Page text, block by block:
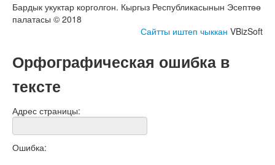
Бардык укуктар корголгон. Кыргыз Республикасынын Эсептөө
палатасы © 2018
Сайтты иштеп чыккан VBizSoft
Орфографическая ошибка в
тексте
Адрес страницы:
Ошибка: